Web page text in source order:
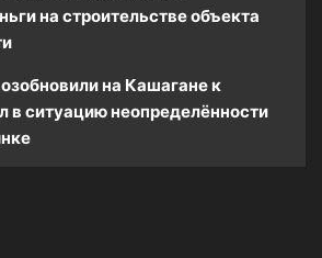
на строительстве объекта
на Кашагане к
в ситуацию неопределённости